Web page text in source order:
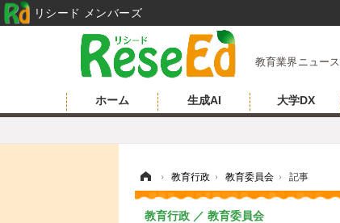
教育業界ニュース
ホーム 生成AI 大学DX
› 教育行政 › 教育委員会 › 記事
教育行政 教育委員会
リシード メンバーズ